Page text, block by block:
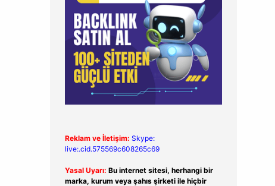
Reklam ve İletişim: Skype:
live:.cid.575569c608265c69
Yasal Uyarı: Bu internet sitesi, herhangi bir
marka, kurum veya şahıs şirketi ile hiçbir